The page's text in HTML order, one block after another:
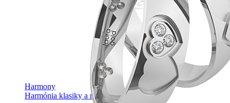
Harmony
Harmónia klasiky a moderného dizajnu.